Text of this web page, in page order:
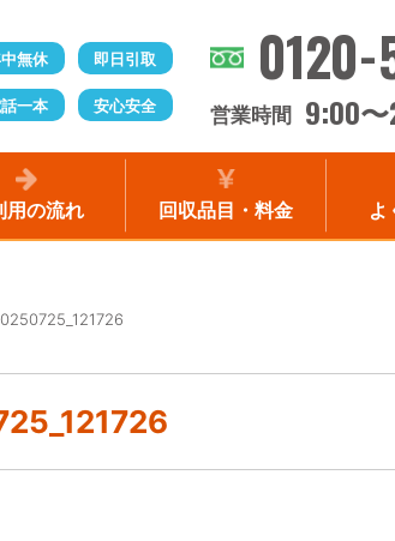
無休 即日引取
一本 安心安全 営業時間 9:00〜
用の流れ 回収品目・料金 よ